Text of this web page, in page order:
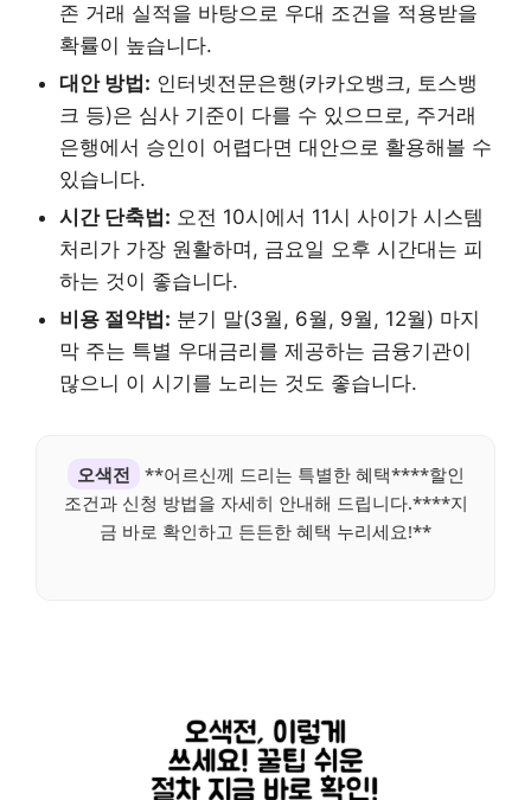
존 거래 실적을 바탕으로 우대 조건을 적용받을
확률이 높습니다.
대안 방법: 인터넷전문은행(카카오뱅크, 토스뱅
크 등)은 심사 기준이 다를 수 있으므로, 주거래
은행에서 승인이 어렵다면 대안으로 활용해볼 수
있습니다.
시간 단축법: 오전 10시에서 11시 사이가 시스템
처리가 가장 원활하며, 금요일 오후 시간대는 피
하는 것이 좋습니다.
비용 절약법: 분기 말(3월, 6월, 9월, 12월) 마지
막 주는 특별 우대금리를 제공하는 금융기관이
많으니 이 시기를 노리는 것도 좋습니다.
오색전
**어르신께 드리는 특별한 혜택****할인
조건과 신청 방법을 자세히 안내해 드립니다.****지
금 바로 확인하고 든든한 혜택 누리세요!**